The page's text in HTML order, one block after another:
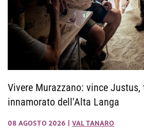
Vivere Murazzano: vince Justus,
innamorato dell'Alta Langa
08 AGOSTO 2026 VAL TANARO